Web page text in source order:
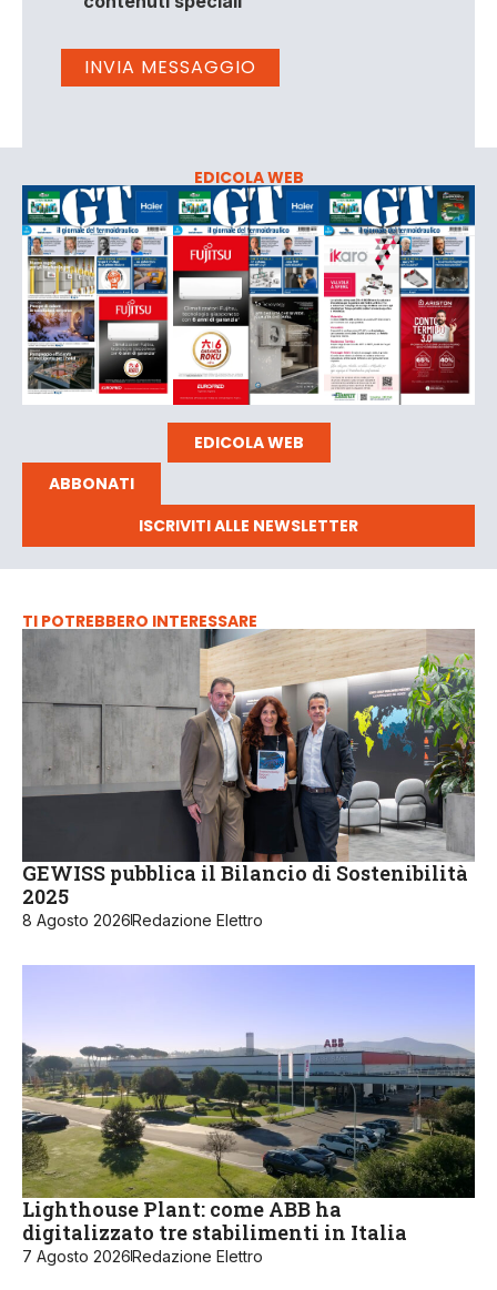
EDICOLA WEB
EDICOLA WEB
ABBONATI
ISCRIVITI ALLE NEWSLETTER
TI POTREBBERO INTERESSARE
GEWISS pubblica il Bilancio di Sostenibilità
2025
8 Agosto 2026Redazione Elettro
Lighthouse Plant: come ABB ha
digitalizzato tre stabilimenti in Italia
7 Agosto 2026Redazione Elettro